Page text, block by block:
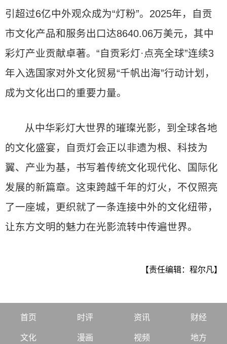
引超过6亿中外观众成为“灯粉”。2025年，自贡
市文化产品和服务出口达8640.06万美元，其中
彩灯产业贡献卓著。“自贡彩灯·点亮全球”连续3
年入选国家对外文化贸易“千帆出海”行动计划，
成为文化出口的重要力量。
从中华彩灯大世界的璀璨光影，到全球各地
的文化盛宴，自贡灯会正以非遗为根、科技为
翼、产业为基，书写着传统文化现代化、国际化
发展的新篇章。这束跨越千年的灯火，不仅照亮
了一座城，更织就了一条连接中外的文化纽带，
让东方文明的魅力在光影流转中传遍世界。
【责任编辑：程尔凡】
首页 时评 资讯 财经
文化 漫画 视频 地方